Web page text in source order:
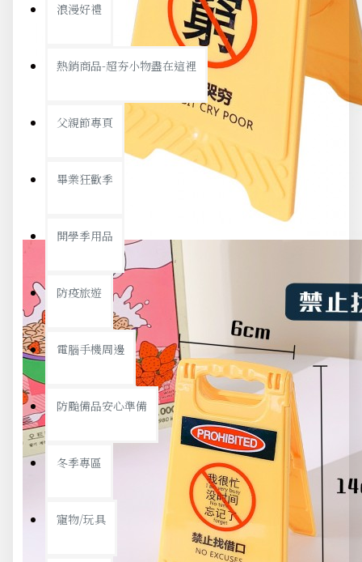
浪漫好禮
熱銷商品-超夯小物盡在這裡
父親節專頁
畢業狂歡季
開學季用品
防疫旅遊
電腦手機周邊
防颱備品安心準備
冬季專區
寵物/玩具